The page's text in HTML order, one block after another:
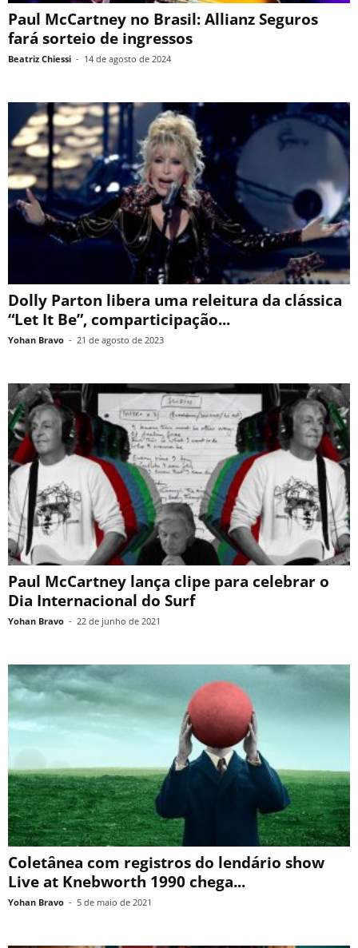
Paul McCartney no Brasil: Allianz Seguros
fará sorteio de ingressos
Beatriz Chiessi - 14 de agosto de 2024
Dolly Parton libera uma releitura da clássica
“Let It Be”, comparticipação...
Yohan Bravo - 21 de agosto de 2023
Paul McCartney lança clipe para celebrar o
Dia Internacional do Surf
Yohan Bravo - 22 de junho de 2021
Coletânea com registros do lendário show
Live at Knebworth 1990 chega...
Yohan Bravo - 5 de maio de 2021